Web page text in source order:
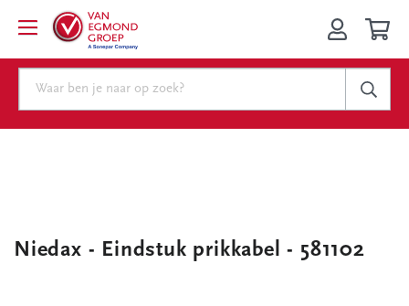
Niedax - Eindstuk prikkabel - 581102